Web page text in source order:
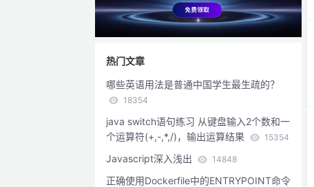
热门文章
哪些英语用法是普通中国学生最生疏的？
18354
java switch语句练习 从键盘输入2个数和一
个运算符(+,-,*,/)，输出运算结果
15354
Javascript深入浅出 14848
正确使用Dockerfile中的ENTRYPOINT命令